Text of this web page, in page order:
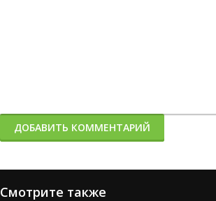
ДОБАВИТЬ КОММЕНТАРИЙ
Смотрите также